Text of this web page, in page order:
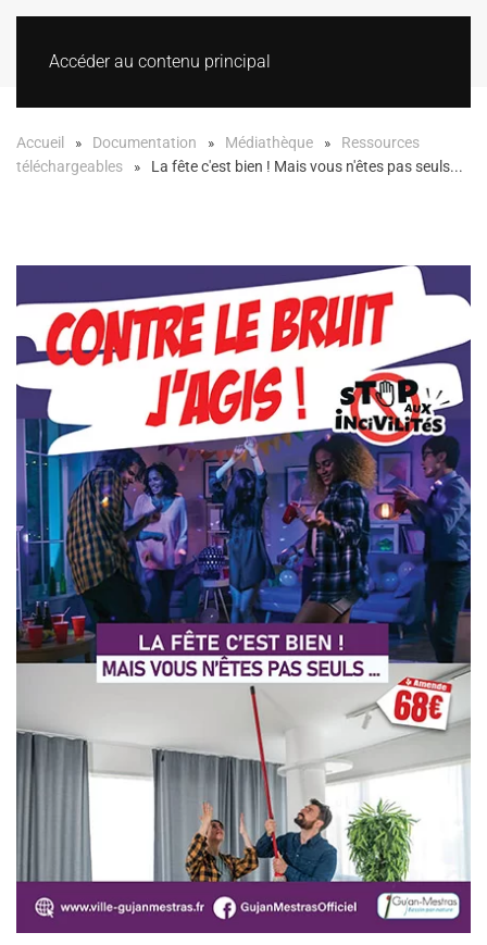
Accéder au contenu principal
Accueil Documentation Médiathèque
Ressources
téléchargeables
La fête c'est bien ! Mais vous n'êtes pas seuls...